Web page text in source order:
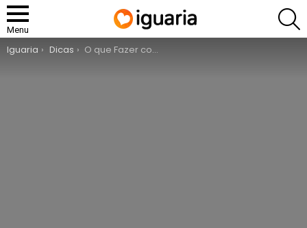
Menu
You are here:
Iguaria Dicas O que Fazer com Restos de Fruta